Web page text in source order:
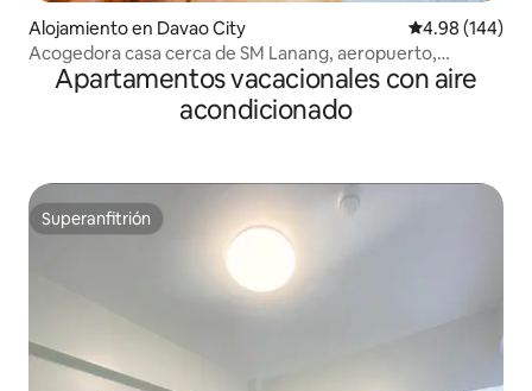
Alojamiento en Davao City Calificación
4.98 (144)
Acogedora casa cerca de SM Lanang, aeropuerto,
aparcamiento gratuito
Apartamentos vacacionales con aire
acondicionado
Superanfitrión
Superanfitrión